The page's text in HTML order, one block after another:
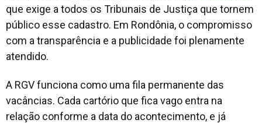
que exige a todos os Tribunais de Justiça que tornem
público esse cadastro. Em Rondônia, o compromisso
com a transparência e a publicidade foi plenamente
atendido.
A RGV funciona como uma fila permanente das
vacâncias. Cada cartório que fica vago entra na
relação conforme a data do acontecimento, e já